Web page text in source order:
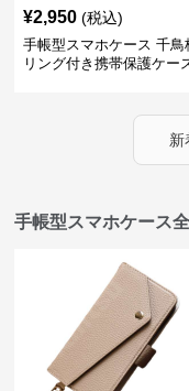
¥2,950 (税込)
手帳型スマホケース 千鳥
リング付き携帯保護ケー
新
手帳型スマホケース